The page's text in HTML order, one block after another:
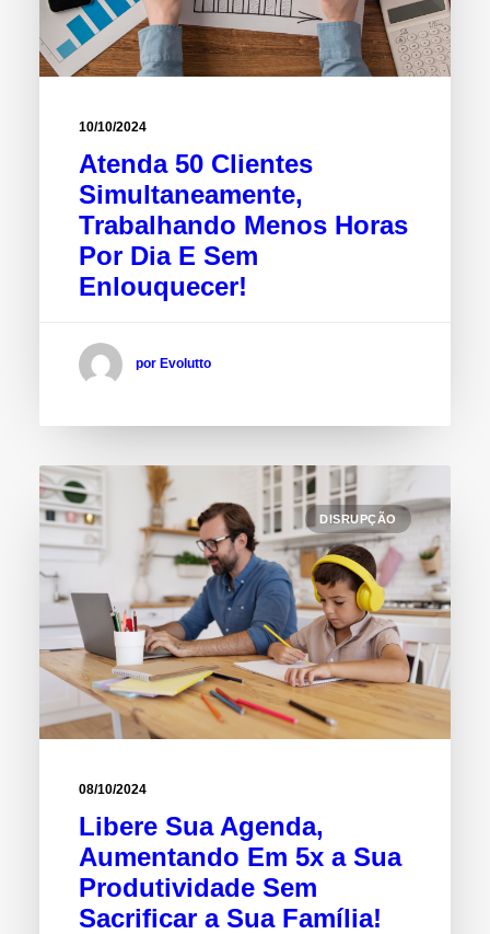
10/10/2024
Atenda 50 Clientes
Simultaneamente,
Trabalhando Menos Horas
Por Dia E Sem
Enlouquecer!
por Evolutto
DISRUPÇÃO
08/10/2024
Libere Sua Agenda,
Aumentando Em 5x a Sua
Produtividade Sem
Sacrificar a Sua Família!